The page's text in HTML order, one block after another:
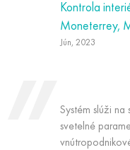
Kontrola
Moneterrey,
Jún, 2023
Systém slúži na
svetelné